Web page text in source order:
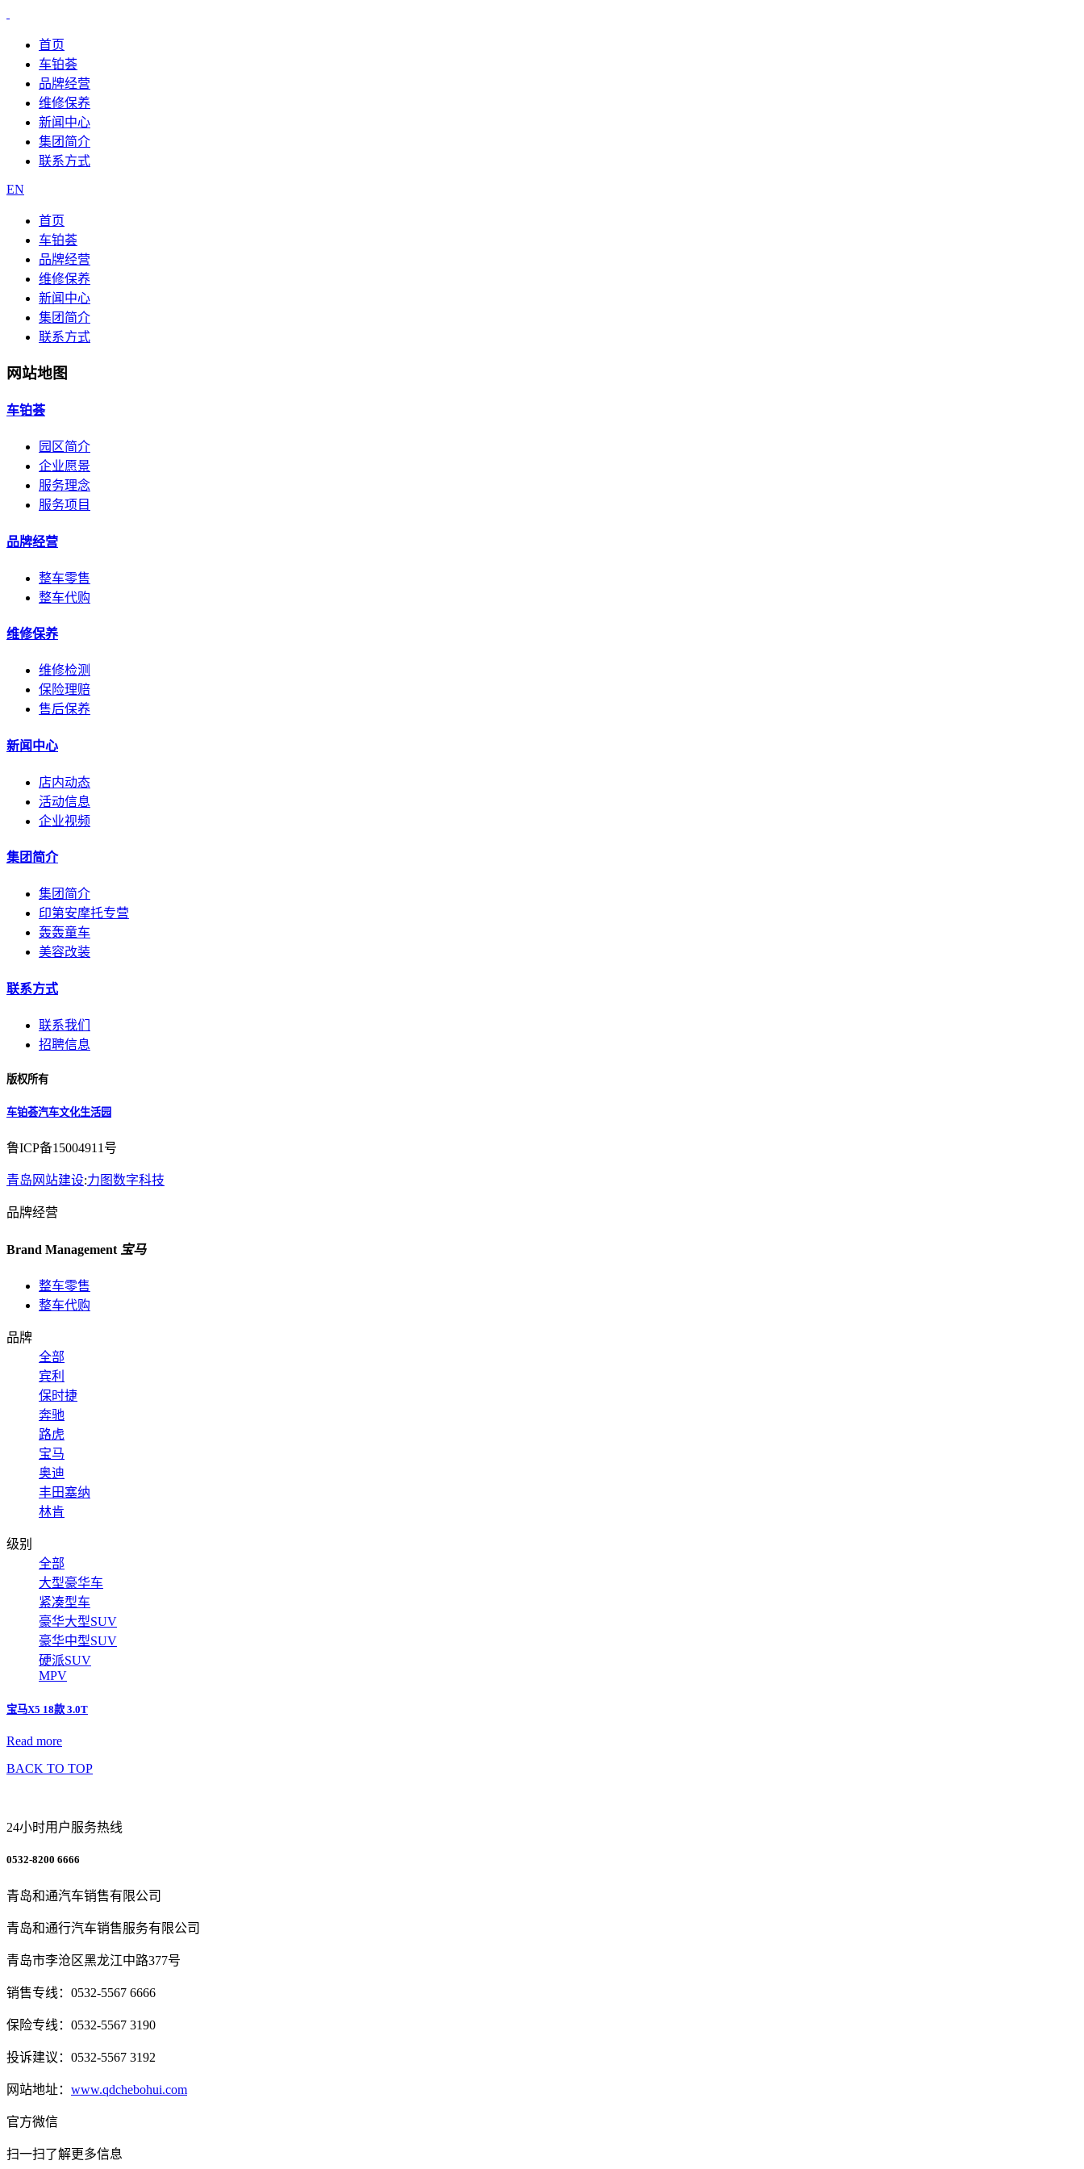
首页
车铂荟
品牌经营
维修保养
新闻中心
集团简介
联系方式
EN
首页
车铂荟
品牌经营
维修保养
新闻中心
集团简介
联系方式
网站地图
车铂荟
园区简介
企业愿景
服务理念
服务项目
品牌经营
整车零售
整车代购
维修保养
维修检测
保险理赔
售后保养
新闻中心
店内动态
活动信息
企业视频
集团简介
集团简介
印第安摩托专营
轰轰童车
美容改装
联系方式
联系我们
招聘信息
版权所有
车铂荟汽车文化生活园
鲁ICP备15004911号
青岛网站建设:力图数字科技
品牌经营
Brand Management 宝马
整车零售
整车代购
品牌
全部
宾利
保时捷
奔驰
路虎
宝马
奥迪
丰田塞纳
林肯
级别
全部
大型豪华车
紧凑型车
豪华大型SUV
豪华中型SUV
硬派SUV
MPV
宝马X5 18款 3.0T
Read more
BACK TO TOP
24小时用户服务热线
0532-8200 6666
青岛和通汽车销售有限公司
青岛和通行汽车销售服务有限公司
青岛市李沧区黑龙江中路377号
销售专线：0532-5567 6666
保险专线：0532-5567 3190
投诉建议：0532-5567 3192
网站地址： www.qdchebohui.com
官方微信
扫一扫了解更多信息